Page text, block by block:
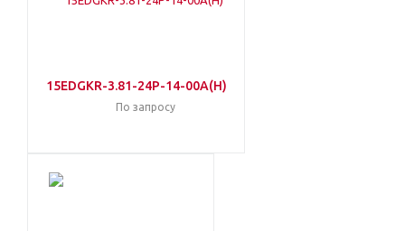
15EDGKR-3.81-24P-14-00A(H)
По запросу